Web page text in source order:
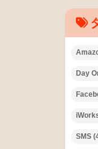
Day
SMS